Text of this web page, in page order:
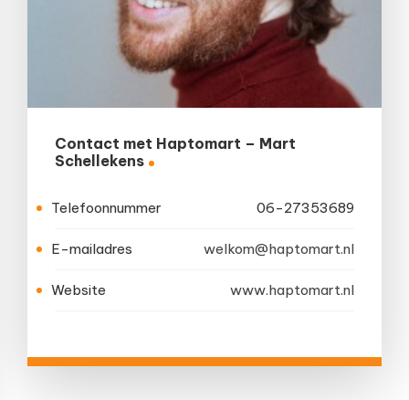
Contact met Haptomart – Mart
Schellekens
Telefoonnummer 06-27353689
E-mailadres welkom@haptomart.nl
Website www.haptomart.nl